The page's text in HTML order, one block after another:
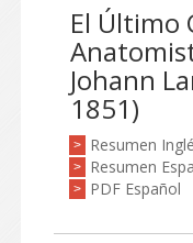
El Último
Johann
1851)
> Resumen
> Resumen
> PDF Español